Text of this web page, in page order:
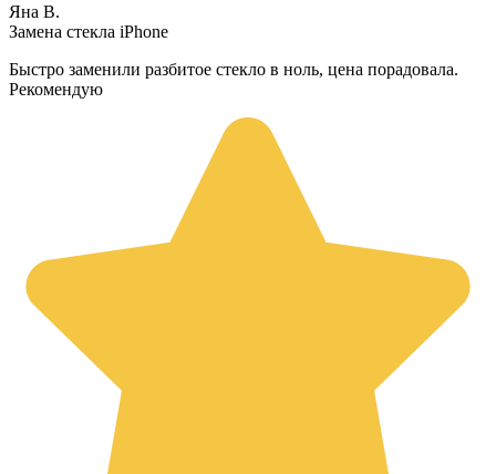
Яна В.
Замена стекла iPhone
Быстро заменили разбитое стекло в ноль, цена порадовала.
Рекомендую